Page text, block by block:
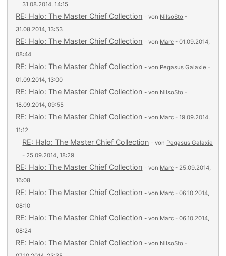
31.08.2014, 14:15
RE: Halo: The Master Chief Collection - von NilsoSto -
31.08.2014, 13:53
RE: Halo: The Master Chief Collection - von Marc - 01.09.2014,
08:44
RE: Halo: The Master Chief Collection - von Pegasus Galaxie -
01.09.2014, 13:00
RE: Halo: The Master Chief Collection - von NilsoSto -
18.09.2014, 09:55
RE: Halo: The Master Chief Collection - von Marc - 19.09.2014,
11:12
RE: Halo: The Master Chief Collection - von Pegasus Galaxie
- 25.09.2014, 18:29
RE: Halo: The Master Chief Collection - von Marc - 25.09.2014,
16:08
RE: Halo: The Master Chief Collection - von Marc - 06.10.2014,
08:10
RE: Halo: The Master Chief Collection - von Marc - 06.10.2014,
08:24
RE: Halo: The Master Chief Collection - von NilsoSto -